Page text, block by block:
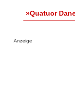
»Quatuor
Anzeige